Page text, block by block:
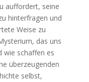
auffordert, seine
hinterfragen und
Weise zu
das uns
wie schaffen es
überzeugenden
selbst,